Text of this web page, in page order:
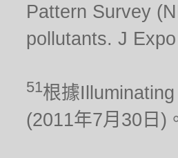
Pattern Survey
pollutants. J
51根據
(2011年7月30日)